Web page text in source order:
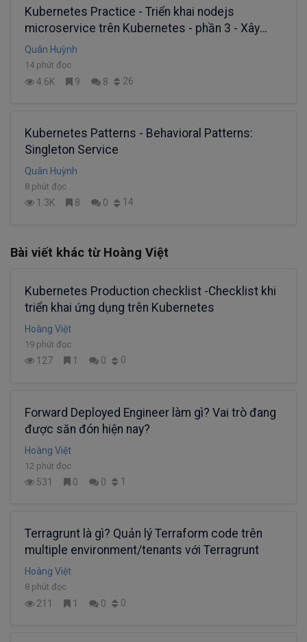
Kubernetes Practice - Triển khai nodejs
microservice trên Kubernetes - phần 3 - Xây
dựng CI/CD
Quân Huỳnh
14 phút đọc
4.6K 9 8 26
Kubernetes Patterns - Behavioral Patterns:
Singleton Service
Quân Huỳnh
8 phút đọc
1.3K 8 0 14
Bài viết khác từ Hoàng Việt
Kubernetes Production checklist -Checklist khi
triển khai ứng dụng trên Kubernetes
Hoàng Việt
19 phút đọc
127 1 0 0
Forward Deployed Engineer làm gì? Vai trò đang
được săn đón hiện nay?
Hoàng Việt
12 phút đọc
531 0 0 1
Terragrunt là gì? Quản lý Terraform code trên
multiple environment/tenants với Terragrunt
Hoàng Việt
8 phút đọc
211 1 0 0